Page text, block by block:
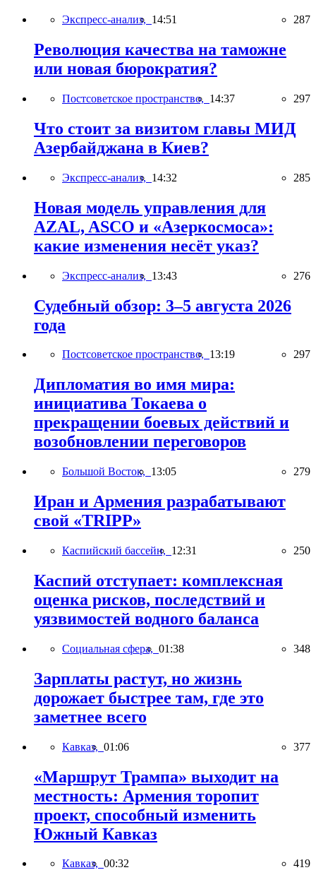
Экспресс-анализ, 14:51 287
Революция качества на таможне
или новая бюрократия?
Постсоветское пространство, 14:37 297
Что стоит за визитом главы МИД
Азербайджана в Киев?
Экспресс-анализ, 14:32 285
Новая модель управления для
AZAL, ASCO и «Азеркосмоса»:
какие изменения несёт указ?
Экспресс-анализ, 13:43 276
Судебный обзор: 3–5 августа 2026
года
Постсоветское пространство, 13:19 297
Дипломатия во имя мира:
инициатива Токаева о
прекращении боевых действий и
возобновлении переговоров
Большой Восток, 13:05 279
Иран и Армения разрабатывают
свой «TRIPP»
Каспийский бассейн, 12:31 250
Каспий отступает: комплексная
оценка рисков, последствий и
уязвимостей водного баланса
Социальная сфера, 01:38 348
Зарплаты растут, но жизнь
дорожает быстрее там, где это
заметнее всего
Кавказ, 01:06 377
«Маршрут Трампа» выходит на
местность: Армения торопит
проект, способный изменить
Южный Кавказ
Кавказ, 00:32 419